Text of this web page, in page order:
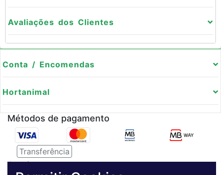
Avaliações dos Clientes
Conta / Encomendas
Hortanimal
Métodos de pagamento
Transferência
Serviço de entregas